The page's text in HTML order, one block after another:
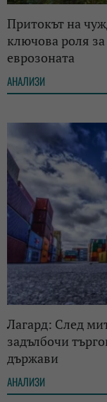
Притокът на
ключова роля
еврозоната
АНАЛИЗИ
Лагард: След
задълбочи
държави
АНАЛИЗИ